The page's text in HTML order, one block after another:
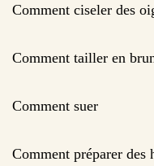
Comment ciseler des
Comment tailler en
Comment suer
Comment préparer des